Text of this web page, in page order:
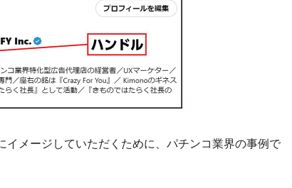
イメージしていただくために、パチンコ業界の事例で